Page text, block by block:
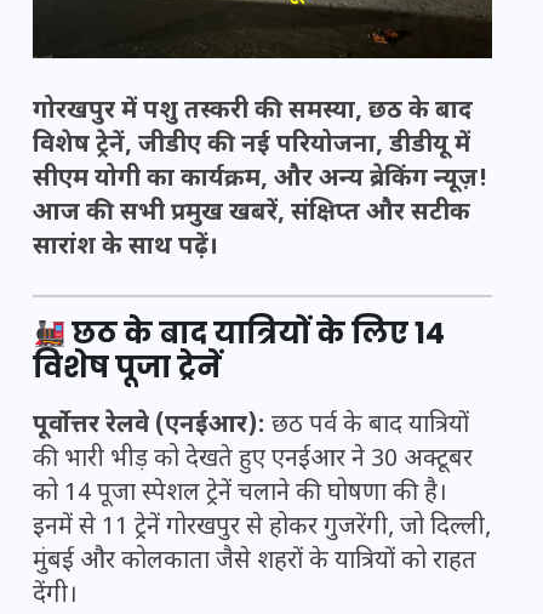
गोरखपुर में पशु तस्करी की समस्या, छठ के बाद
विशेष ट्रेनें, जीडीए की नई परियोजना, डीडीयू में
सीएम योगी का कार्यक्रम, और अन्य ब्रेकिंग न्यूज़!
आज की सभी प्रमुख खबरें, संक्षिप्त और सटीक
सारांश के साथ पढ़ें।
छठ के बाद यात्रियों के लिए 14
विशेष पूजा ट्रेनें
पूर्वोत्तर रेलवे (एनईआर): छठ पर्व के बाद यात्रियों
की भारी भीड़ को देखते हुए एनईआर ने 30 अक्टूबर
को 14 पूजा स्पेशल ट्रेनें चलाने की घोषणा की है।
इनमें से 11 ट्रेनें गोरखपुर से होकर गुजरेंगी, जो दिल्ली,
मुंबई और कोलकाता जैसे शहरों के यात्रियों को राहत
देंगी।